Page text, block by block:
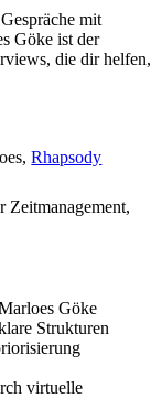
mit
Göke ist der
die dir helfen,
Rhapsody
Zeitmanagement,
Göke
Strukturen
virtuelle